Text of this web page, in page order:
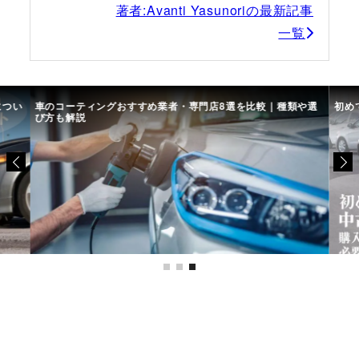
著者:Avanti Yasunoriの最新記事
一覧
い 車のコーティングおすすめ業者・専門店8選を比較｜種類や選
び方も解説
初め